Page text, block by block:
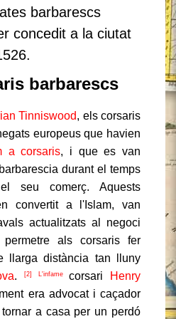
barbarescs
concedit a la ciutat
barbarescs
Tinniswood, els corsaris
europeus que havien
a corsaris, i que es van
barbarescia durant el temps
seu comerç. Aquests
convertit a l'Islam, van
actualitzats al negoci
als corsaris fer
llarga distància tan lluny
. [2] L'infame corsari
Henry
era advocat i caçador
a casa per un perdó